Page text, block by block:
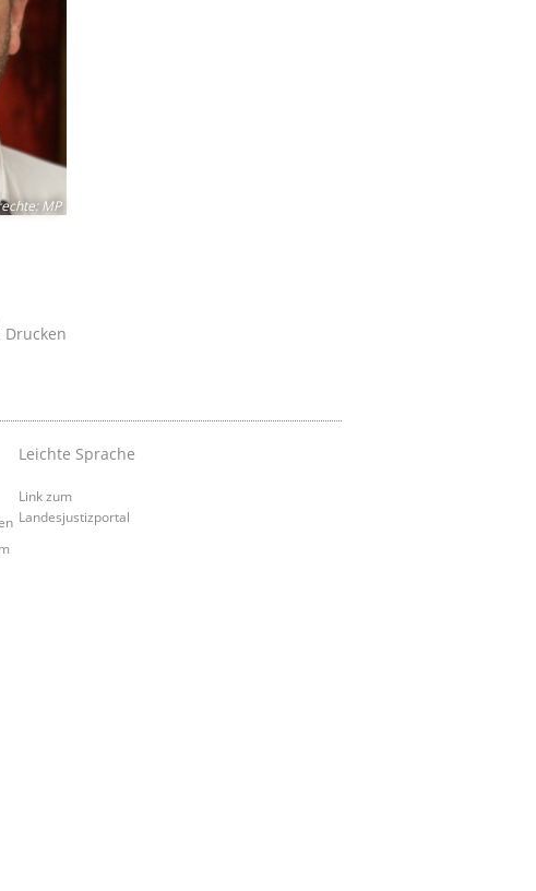
:MP
Drucken
Leichte Sprache
Link zum
Landesjustizportal